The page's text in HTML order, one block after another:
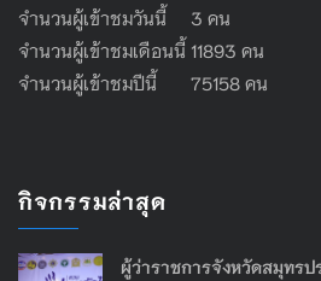
จำนวนผู้เข้าชมวันนี้ 3 คน
จำนวนผู้เข้าชมเดือนนี้ 11893 คน
จำนวนผู้เข้าชมปีนี้ 75158 คน
กิจกรรมล่าสุด
ผู้ว่าราชการจังหวัดสมุทร